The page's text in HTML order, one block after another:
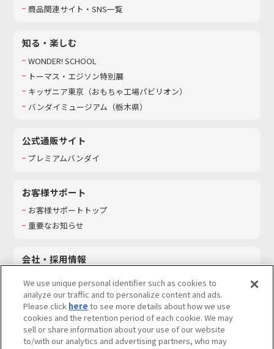
商品関連サイト・SNS一覧
知る・楽しむ
WONDER! SCHOOL
トーマス・エジソン特別展
キッザニア東京（おもちゃ工場パビリオン）​
バンダイミュージアム（栃木県）
公式通販サイト
プレミアムバンダイ
お客様サポート
お客様サポートトップ
重要なお知らせ
会社・採用情報
採用情報
サステナビリティ
お問い合わせ
We use unique personal identifier such as cookies to
analyze our traffic and to personalize content and ads.
Please click here to see more details about how we use
cookies and the retention period of each cookie. We may
sell or share information about your use of our website
to/with our analytics and advertising partners, who may